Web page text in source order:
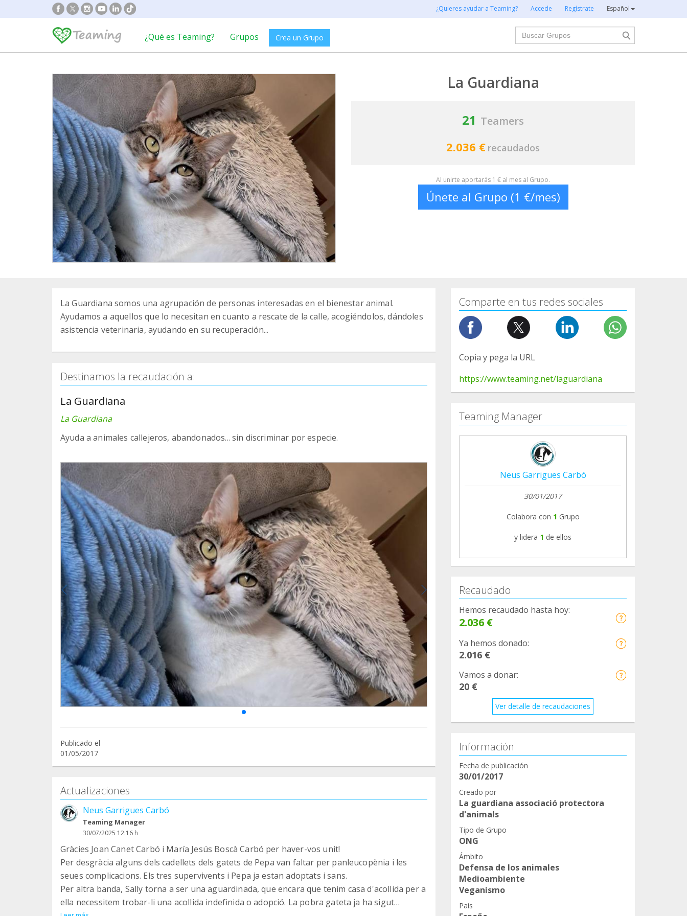
¿Quieres ayudar a Teaming? Accede Regístrate Español
¿Qué es Teaming? Grupos Crea un Grupo
Buscar
La Guardiana
21 Teamers
2.036 € recaudados
Al unirte aportarás 1 € al mes al Grupo.
Únete al Grupo (1 €/mes)
La Guardiana somos una agrupación de personas interesadas en el bienestar animal.
Ayudamos a aquellos que lo necesitan en cuanto a rescate de la calle, acogiéndolos, dándoles
asistencia veterinaria, ayudando en su recuperación...
Destinamos la recaudación a:
La Guardiana
La Guardiana
Ayuda a animales callejeros, abandonados... sin discriminar por especie.
Publicado el
01/05/2017
Actualizaciones
Neus Garrigues Carbó
Teaming Manager
30/07/2025 12:16 h
Gràcies Joan Canet Carbó i María Jesús Boscà Carbó per haver-vos unit!
Per desgràcia alguns dels cadellets dels gatets de Pepa van faltar per panleucopènia i les
seues complicacions. Els tres supervivents i Pepa ja estan adoptats i sans.
Per altra banda, Sally torna a ser una aguardinada, que encara que tenim casa d'acollida per a
ella necessitem trobar-li una acollida indefinida o adopció. La pobra gateta ja ha sigut
Comparte en tus redes sociales
Copia y pega la URL
https://www.teaming.net/laguardiana
Teaming Manager
Neus Garrigues Carbó
30/01/2017
Colabora con 1 Grupo
y lidera 1 de ellos
Recaudado
Hemos recaudado hasta hoy:
2.036 €
Ya hemos donado:
2.016 €
Vamos a donar:
20 €
Ver detalle de recaudaciones
Información
Fecha de publicación
30/01/2017
Creado por
La guardiana associació protectora
d'animals
Tipo de Grupo
ONG
Ámbito
Defensa de los animales
Medioambiente
Veganismo
País